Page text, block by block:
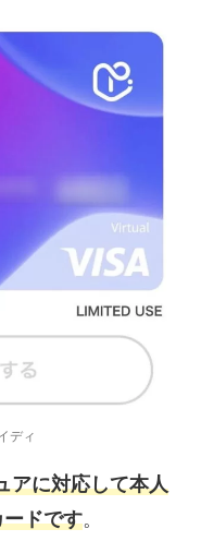
ディ
アに対応して本人
ドです。